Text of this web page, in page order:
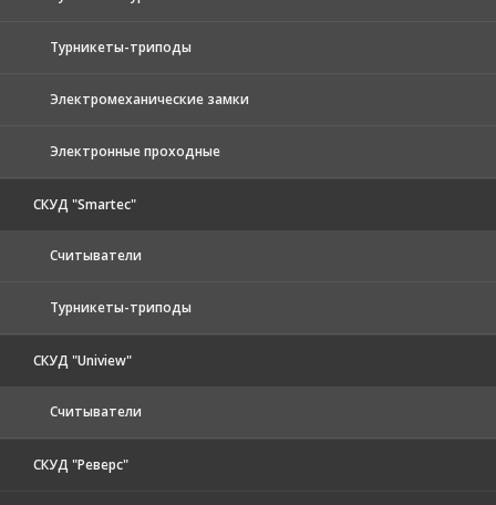
Турникеты-триподы
Электромеханические замки
Электронные проходные
СКУД "Smartec"
Считыватели
Турникеты-триподы
СКУД "Uniview"
Считыватели
СКУД "Реверс"